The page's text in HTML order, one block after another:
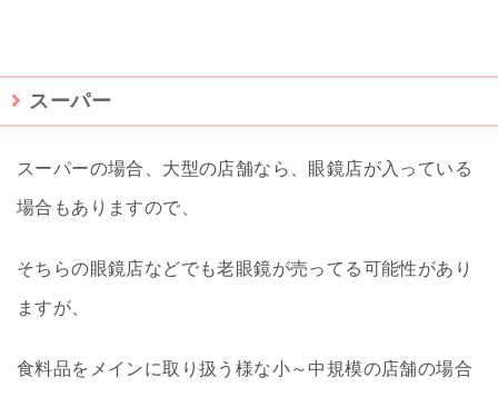
スーパー
スーパーの場合、大型の店舗なら、眼鏡店が入っている
場合もありますので、
そちらの眼鏡店などでも老眼鏡が売ってる可能性があり
ますが、
食料品をメインに取り扱う様な小～中規模の店舗の場合